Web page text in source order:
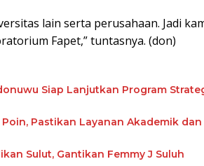
lain serta perusahaan. Jadi
Fapet,” tuntasnya. (don)
Siap Lanjutkan Program
Pastikan Layanan Akademik dan
Sulut, Gantikan Femmy J Suluh